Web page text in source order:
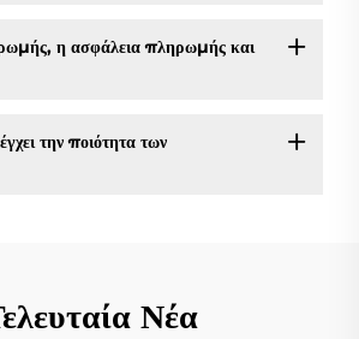
η ασφάλεια πληρωμής και
την ποιότητα των
Νέα